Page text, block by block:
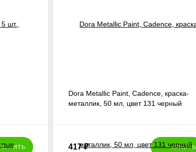
КУПИТЬ
Dora Metallic Paint, Cadence, краска-
металлик, 50 мл, цвет 131 черный
417₽ КУПИТЬ